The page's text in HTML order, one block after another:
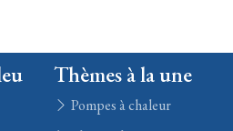
Thèmes à la une
Pompes à chaleur